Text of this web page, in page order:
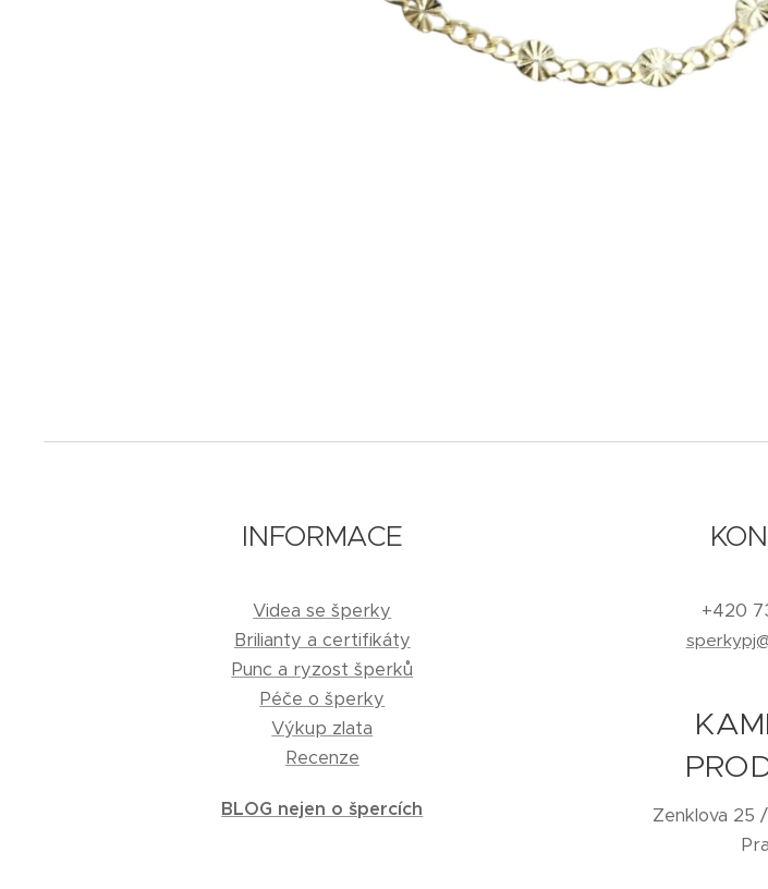
INFORMACE
Videa se šperky
Brilianty a certifikáty
Punc a ryzost šperků
Péče o šperky
Výkup zlata
Recenze
BLOG nejen o špercích
+420
Zenklova 25